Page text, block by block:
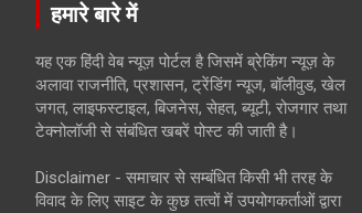
हमारे बारे में
यह एक हिंदी वेब न्यूज़ पोर्टल है जिसमें ब्रेकिंग न्यूज़ के
अलावा राजनीति, प्रशासन, ट्रेंडिंग न्यूज, बॉलीवुड, खेल
जगत, लाइफस्टाइल, बिजनेस, सेहत, ब्यूटी, रोजगार तथा
टेक्नोलॉजी से संबंधित खबरें पोस्ट की जाती है।
Disclaimer - समाचार से सम्बंधित किसी भी तरह के
विवाद के लिए साइट के कुछ तत्वों में उपयोगकर्ताओं द्वारा